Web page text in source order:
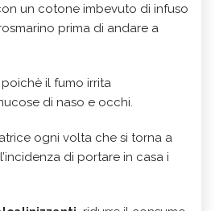
un cotone imbevuto di infuso
prima di andare a
il fumo irrita
di naso e occhi.
ogni volta che si torna a
di portare in casa i